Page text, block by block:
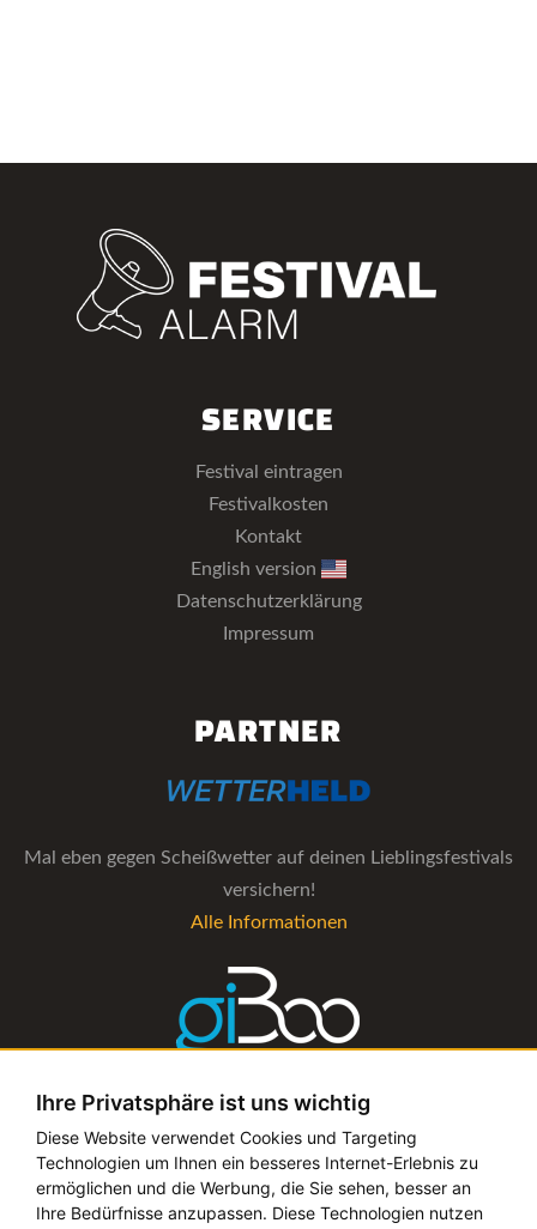
Ihre Privatsphäre ist uns wichtig
Diese Website verwendet Cookies und Targeting
Technologien um Ihnen ein besseres Internet-Erlebnis zu
ermöglichen und die Werbung, die Sie sehen, besser an
Ihre Bedürfnisse anzupassen. Diese Technologien nutzen
SERVICE
Festival eintragen
Festivalkosten
Kontakt
English version
Datenschutzerklärung
Impressum
PARTNER
Mal eben gegen Scheißwetter auf deinen Lieblingsfestivals
versichern!
Alle Informationen
Die Verwaltungs-Software für alle Künstler- und
Bookingagenturen
Alle Informationen